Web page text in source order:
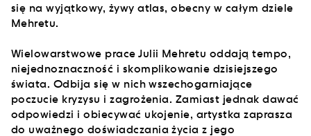
się na wyjątkowy, żywy atlas, obecny w całym dziele
Mehretu.
Wielowarstwowe prace Julii Mehretu oddają tempo,
niejednoznaczność i skomplikowanie dzisiejszego
świata. Odbija się w nich wszechogarniające
poczucie kryzysu i zagrożenia. Zamiast jednak dawać
odpowiedzi i obiecywać ukojenie, artystka zaprasza
do uważnego doświadczania życia z jego